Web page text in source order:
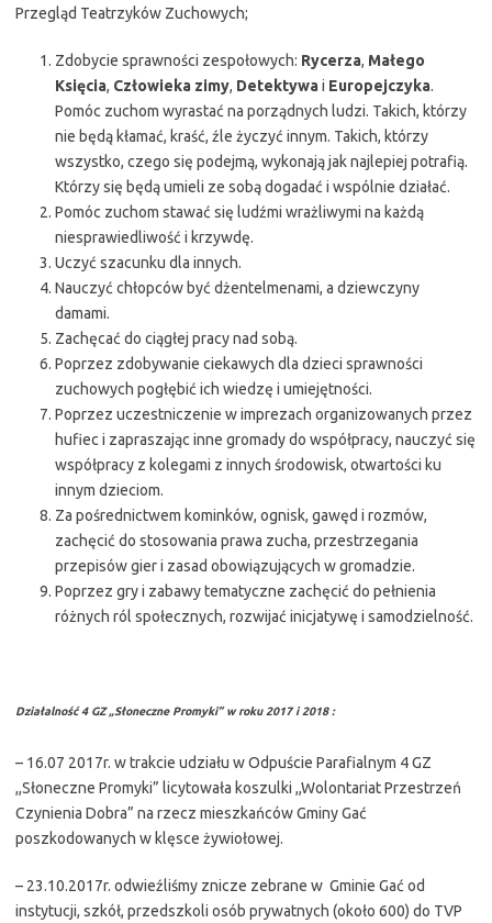
Przegląd Teatrzyków Zuchowych;
Zdobycie sprawności zespołowych: Rycerza, Małego
Księcia, Człowieka zimy, Detektywai Europejczyka.
Pomóc zuchom wyrastać na porządnych ludzi. Takich, którzy
nie będą kłamać, kraść, źle życzyć innym. Takich, którzy
wszystko, czego się podejmą, wykonają jak najlepiej potrafią.
Którzy się będą umieli ze sobą dogadać i wspólnie działać.
Pomóc zuchom stawać się ludźmi wrażliwymi na każdą
niesprawiedliwość i krzywdę.
Uczyć szacunku dla innych.
Nauczyć chłopców być dżentelmenami, a dziewczyny
damami.
Zachęcać do ciągłej pracy nad sobą.
Poprzez zdobywanie ciekawych dla dzieci sprawności
zuchowych pogłębić ich wiedzę i umiejętności.
Poprzez uczestniczenie w imprezach organizowanych przez
hufiec i zapraszając inne gromady do współpracy, nauczyć się
współpracy z kolegami z innych środowisk, otwartości ku
innym dzieciom.
Za pośrednictwem kominków, ognisk, gawęd i rozmów,
zachęcić do stosowania prawa zucha, przestrzegania
przepisów gier i zasad obowiązujących w gromadzie.
Poprzez gry i zabawy tematyczne zachęcić do pełnienia
różnych ról społecznych, rozwijać inicjatywę i samodzielność.
Działalność 4 GZ „Słoneczne Promyki” w roku 2017 i 2018 :
– 16.07 2017r. w trakcie udziału w Odpuście Parafialnym 4 GZ
,,Słoneczne Promyki” licytowała koszulki ,,Wolontariat Przestrzeń
Czynienia Dobra” na rzecz mieszkańców Gminy Gać
poszkodowanych w klęsce żywiołowej.
– 23.10.2017r. odwieźliśmy znicze zebrane w Gminie Gać od
instytucji, szkół, przedszkoli osób prywatnych (około 600) do TVP